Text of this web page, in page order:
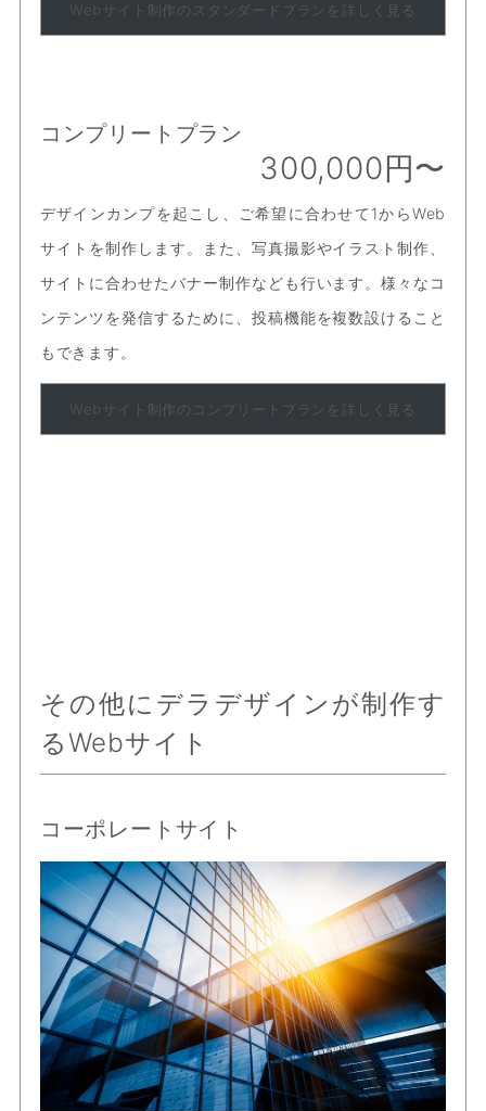
Webサイト制作のスタンダードプランを詳しく見る
コンプリートプラン
300,000円〜
デザインカンプを起こし、ご希望に合わせて1からWeb
サイトを制作します。また、写真撮影やイラスト制作、
サイトに合わせたバナー制作なども行います。様々なコ
ンテンツを発信するために、投稿機能を複数設けること
もできます。
Webサイト制作のコンプリートプランを詳しく見る
その他にデラデザインが制作す
るWebサイト
コーポレートサイト